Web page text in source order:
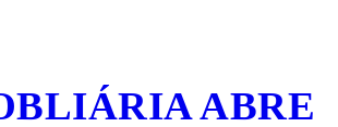
ABRE